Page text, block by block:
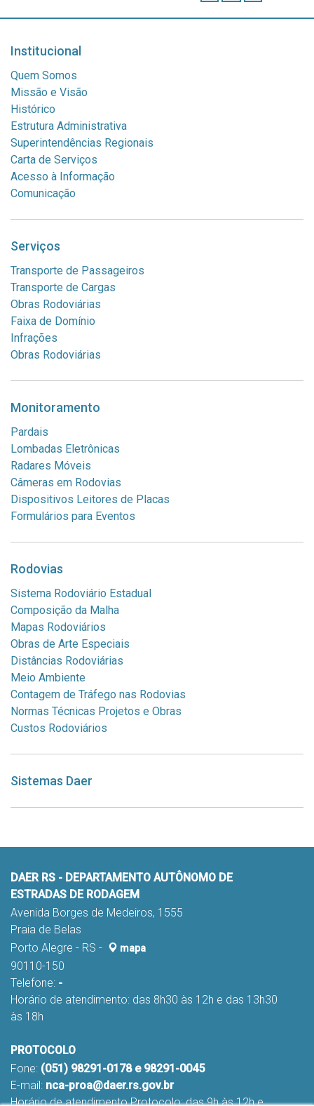
Institucional
Quem Somos
Missão e Visão
Histórico
Estrutura Administrativa
Superintendências Regionais
Carta de Serviços
Acesso à Informação
Comunicação
Serviços
Transporte de Passageiros
Transporte de Cargas
Obras Rodoviárias
Faixa de Domínio
Infrações
Obras Rodoviárias
Monitoramento
Pardais
Lombadas Eletrônicas
Radares Móveis
Câmeras em Rodovias
Dispositivos Leitores de Placas
Formulários para Eventos
Rodovias
Sistema Rodoviário Estadual
Composição da Malha
Mapas Rodoviários
Obras de Arte Especiais
Distâncias Rodoviárias
Meio Ambiente
Contagem de Tráfego nas Rodovias
Normas Técnicas Projetos e Obras
Custos Rodoviários
Sistemas Daer
DAER RS - DEPARTAMENTO AUTÔNOMO DE
ESTRADAS DE RODAGEM
Avenida Borges de Medeiros, 1555
Praia de Belas
Porto Alegre - RS -
mapa
90110-150
Telefone: -
Horário de atendimento: das 8h30 às 12h e das 13h30
às 18h
PROTOCOLO
Fone: (051) 98291-0178 e 98291-0045
E-mail: nca-proa@daer.rs.gov.br
Horário de atendimento Protocolo: das 9h às 12h e